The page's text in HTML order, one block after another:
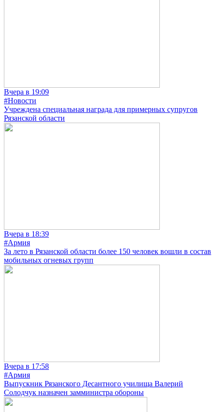
Вчера в 19:09
#Новости
Учреждена специальная награда для примерных супругов
Рязанской области
Вчера в 18:39
#Армия
За лето в Рязанской области более 150 человек вошли в состав
мобильных огневых групп
Вчера в 17:58
#Армия
Выпускник Рязанского Десантного училища Валерий
Солодчук назначен замминистра обороны